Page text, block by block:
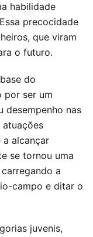
habilidade
precocidade
que viram
o futuro.
do
por ser um
desempenho nas
a alcançar
se tornou uma
a
campo e ditar o
juvenis,